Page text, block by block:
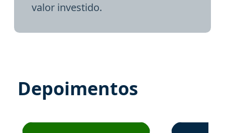
valor investido.
Depoimentos
Estudante José recomenda o Aprova Concursos em
Estudante